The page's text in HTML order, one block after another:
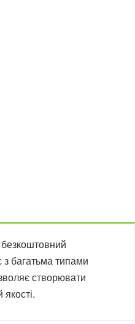
багатьма типами
створювати